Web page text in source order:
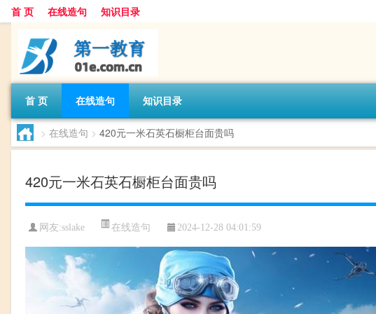
首 页 在线造句 知识目录
首 页 在线造句 知识目录
> 在线造句 > 420元一米石英石橱柜台面贵吗
420元一米石英石橱柜台面贵吗
网友:sslake 在线造句 2024-12-28 04:01:59